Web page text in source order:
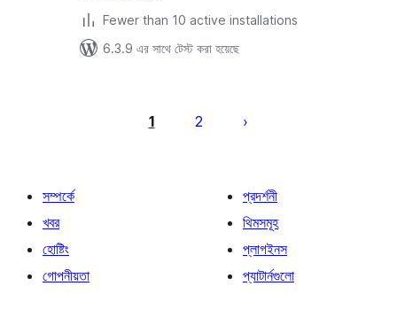
Fewer than 10 active installations
6.3.9 এর সাথে টেস্ট করা হয়েছে
1 2
সম্পর্কে
খবর
হোষ্টিং
গোপনীয়তা
প্রদর্শনী
থিমসমূহ
প্লাগইনস
প্যাটার্নগুলো